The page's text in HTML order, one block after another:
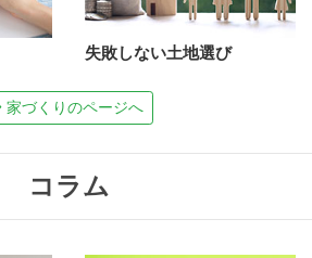
失敗しない土地選び
家づくりのページへ
コラム